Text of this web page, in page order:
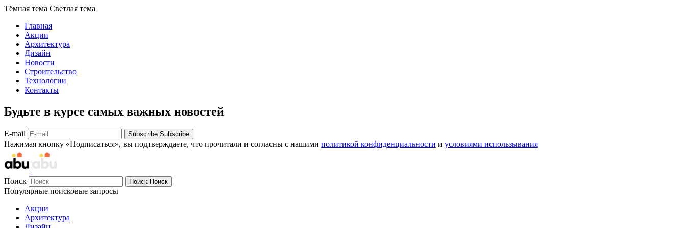
Тёмная тема Светлая тема
Главная
Акции
Архитектура
Дизайн
Новости
Строительство
Технологии
Контакты
Будьте в курсе самых важных новостей
E-mail Subscribe Subscribe
Нажимая кнопку «Подписаться», вы подтверждаете, что прочитали и согласны с нашими политикой конфиденциальности и условиями использывания
Поиск Поиск Поиск
Популярные поисковые запросы
Акции
Архитектура